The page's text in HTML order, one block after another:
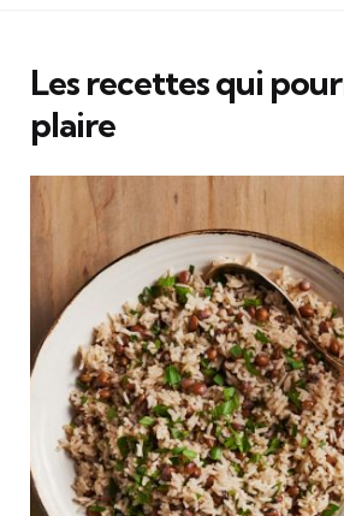
Les recettes qui
plaire